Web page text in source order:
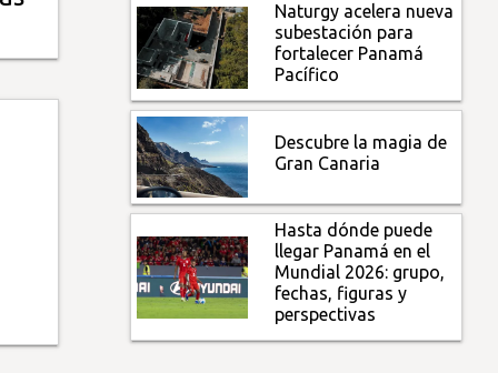
Naturgy acelera nueva
subestación para
fortalecer Panamá
Pacífico
Descubre la magia de
Gran Canaria
Hasta dónde puede
llegar Panamá en el
Mundial 2026: grupo,
fechas, figuras y
perspectivas